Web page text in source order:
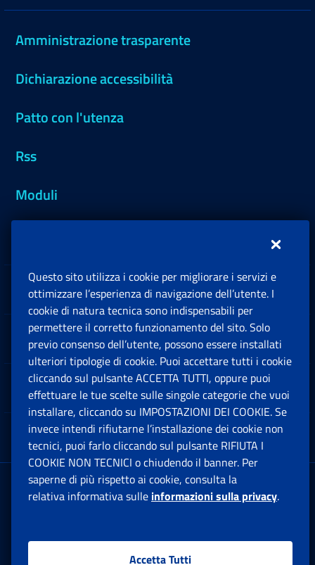
Amministrazione trasparente
Dichiarazione accessibilità
Patto con l'utenza
Rss
Moduli
Sedi e Contatti
Software
Note Legali
App mobile
Sede Legale : Via Ciro il Grande, 21
00144 Roma
Questo sito utilizza i cookie per migliorare i servizi e
ottimizzare l’esperienza di navigazione dell’utente. I
cookie di natura tecnica sono indispensabili per
permettere il corretto funzionamento del sito. Solo
previo consenso dell’utente, possono essere installati
ulteriori tipologie di cookie. Puoi accettare tutti i cookie
cliccando sul pulsante ACCETTA TUTTI, oppure puoi
effettuare le tue scelte sulle singole categorie che vuoi
installare, cliccando su IMPOSTAZIONI DEI COOKIE. Se
invece intendi rifiutarne l’installazione dei cookie non
tecnici, puoi farlo cliccando sul pulsante RIFIUTA I
COOKIE NON TECNICI o chiudendo il banner. Per
saperne di più rispetto ai cookie, consulta la
relativa informativa sulle informazioni sulla privacy.
Accetta Tutti